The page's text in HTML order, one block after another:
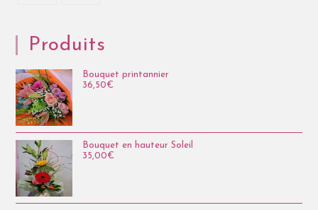
Produits
Bouquet printannier
36,50€
Bouquet en hauteur Soleil
35,00€